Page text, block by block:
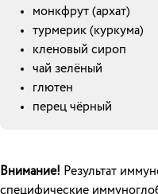
монкфрут (архат)
турмерик (куркума)
кленовый сироп
чай зелёный
глютен
перец чёрный
Внимание! Результат
специфические